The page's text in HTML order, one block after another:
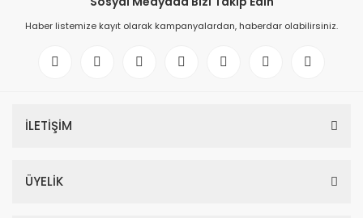
Haber listemize kayıt olarak kampanyalardan, haberdar olabilirsiniz.
İLETİŞİM
ÜYELİK